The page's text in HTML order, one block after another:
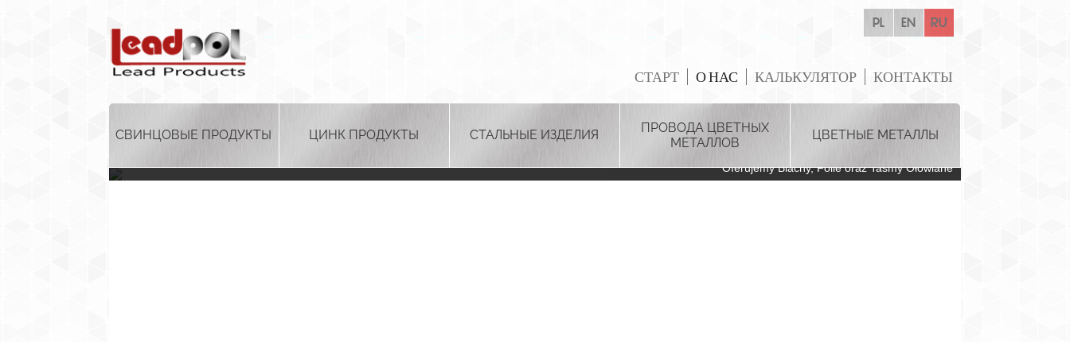
pl en ru
СТАРТ О НАС КАЛЬКУЛЯТОР КОНТАКТЫ
СВИНЦОВЫЕ ПРОДУКТЫ ЦИНК ПРОДУКТЫ СТАЛЬНЫЕ ИЗДЕЛИЯ
ПРОВОДА ЦВЕТНЫХ
МЕТАЛЛОВ
ЦВЕТНЫЕ МЕТАЛЛЫ
Oferujemy Blachy, Folie oraz Taśmy Ołowiane